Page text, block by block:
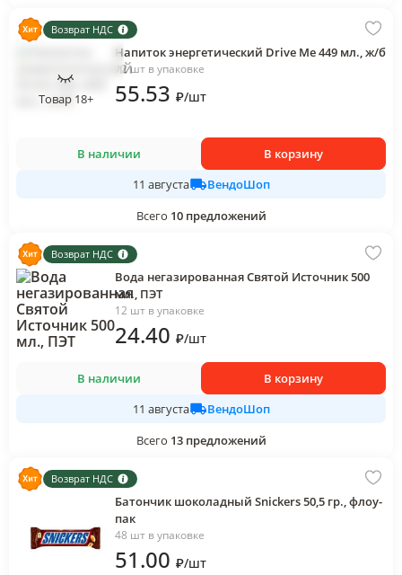
Возврат НДС
Товар 18+
Напиток энергетический Drive Me 449 мл., ж/б
12 шт в упаковке
55.53 ₽/шт
В наличии
В корзину
11 августа
ВендоШоп
Всего 10 предложений
Возврат НДС
Вода негазированная Святой Источник 500
мл., ПЭТ
12 шт в упаковке
24.40 ₽/шт
В наличии
В корзину
11 августа
ВендоШоп
Всего 13 предложений
Возврат НДС
Батончик шоколадный Snickers 50,5 гр., флоу-
пак
48 шт в упаковке
51.00 ₽/шт